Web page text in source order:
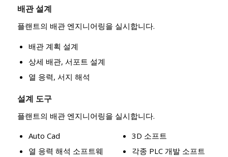
배관 설계
플랜트의 배관 엔지니어링을 실시합니다.
배관 계획 설계
상세 배관, 서포트 설계
열 응력, 서지 해석
설계 도구
플랜트의 배관 엔지니어링을 실시합니다.
Auto Cad
열 응력 해석 소프트웨
3D 소프트
각종 PLC 개발 소프트